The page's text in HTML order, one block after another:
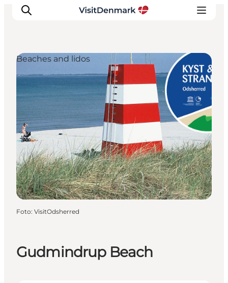
Inspiration
Resmål
Aktiviteter
Övernatta
Planera resan
Gudmindrup Beach
Beaches and lidos
Foto: VisitOdsherred